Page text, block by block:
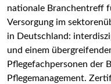
nationale Branchentreff
Versorgung im
in Deutschland:
und einem
Pflegefachpersonen der
Pflegemanagement.